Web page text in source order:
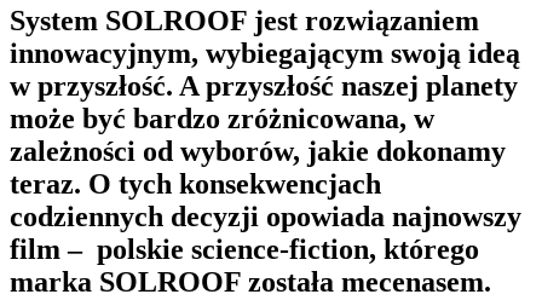
System SOLROOF jest rozwiązaniem
innowacyjnym, wybiegającym swoją ideą
w przyszłość. A przyszłość naszej planety
może być bardzo zróżnicowana, w
zależności od wyborów, jakie dokonamy
teraz. O tych konsekwencjach
codziennych decyzji opowiada najnowszy
film – polskie science-fiction, którego
marka SOLROOF została mecenasem.